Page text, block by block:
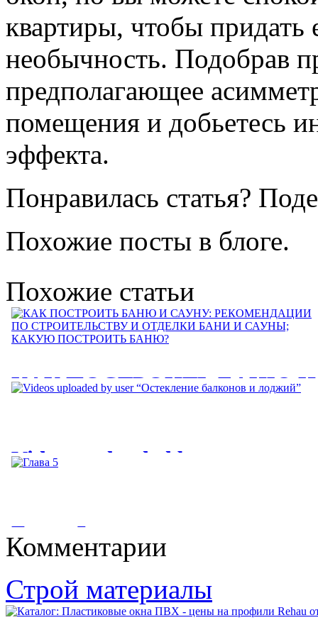
квартиры, чтобы придать
необычность. Подобрав
предполагающее
помещения и добьетесь
эффекта.
Понравилась статья?
Похожие посты в блоге.
Похожие статьи
КАК ПОСТРОИТЬ БАНЮ И
ОТДЕЛКИ БАНИ И САУНЫ;
КАК ПОСТРОИТЬ БАНЮ И САУНУ: РЕКОМЕНДАЦИИ
ПО СТРОИТЕЛЬСТВУ И ОТДЕЛКИ БАНИ И САУНЫ;...
Videos uploaded by user
Videos uploaded by user “Остекление балконов и лоджий. Цены
на остекление балконов...
Глава 5
трудно переоценить. В...
Комментарии
Строй материалы